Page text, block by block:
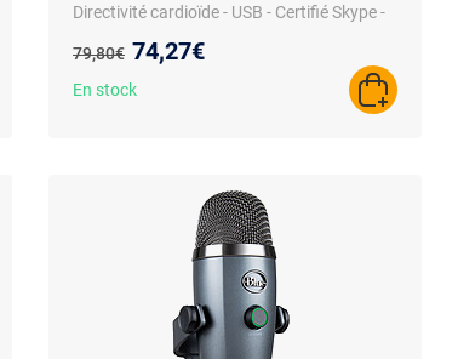
AU PANIER
Directivité cardioïde - USB - Certifié Skype -
gaming - compatible PC et MAC
Ancien prix :
79,80€ Nouveau prix :
74,27€
En stock
AJOUTER